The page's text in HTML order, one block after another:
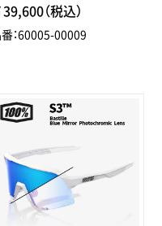
39,600（税込）
：60005-00009